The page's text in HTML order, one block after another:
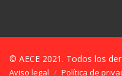
© AECE 2021. Todos los
Aviso legal Política de